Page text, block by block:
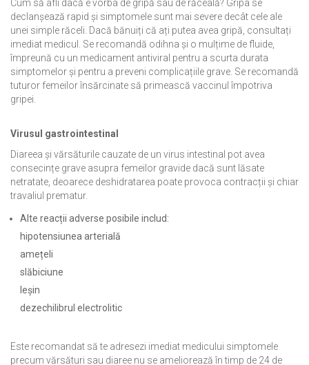
Cum să afli dacă e vorba de gripă sau de răceală? Gripa se
declanșează rapid și simptomele sunt mai severe decât cele ale
unei simple răceli. Dacă bănuiți că ați putea avea gripă, consultați
imediat medicul. Se recomandă odihna și o mulțime de fluide,
împreună cu un medicament antiviral pentru a scurta durata
simptomelor și pentru a preveni complicațiile grave. Se recomandă
tuturor femeilor însărcinate să primească vaccinul împotriva
gripei.
Virusul gastrointestinal
Diareea și vărsăturile cauzate de un virus intestinal pot avea
consecințe grave asupra femeilor gravide dacă sunt lăsate
netratate, deoarece deshidratarea poate provoca contracții și chiar
travaliul prematur.
Alte reacții adverse posibile includ:
hipotensiunea arterială
amețeli
slăbiciune
leșin
dezechilibrul electrolitic
Este recomandat să te adresezi imediat medicului simptomele
precum vărsături sau diaree nu se ameliorează în timp de 24 de